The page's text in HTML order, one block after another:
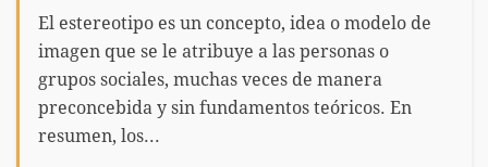
El estereotipo es un concepto, idea o modelo de
imagen que se le atribuye a las personas o
grupos sociales, muchas veces de manera
preconcebida y sin fundamentos teóricos. En
resumen, los...